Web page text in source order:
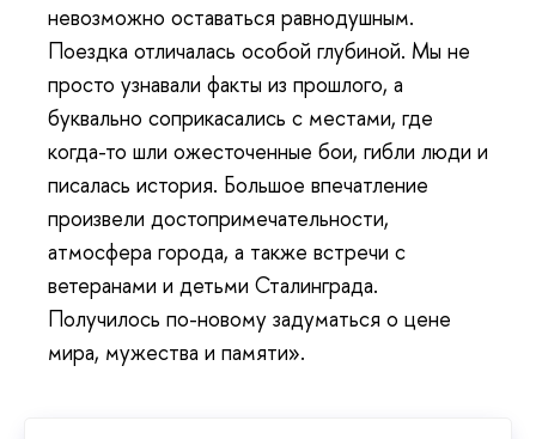
невозможно оставаться равнодушным.
Поездка отличалась особой глубиной. Мы не
просто узнавали факты из прошлого, а
буквально соприкасались с местами, где
когда-то шли ожесточенные бои, гибли люди и
писалась история. Большое впечатление
произвели достопримечательности,
атмосфера города, а также встречи с
ветеранами и детьми Сталинграда.
Получилось по-новому задуматься о цене
мира, мужества и памяти».